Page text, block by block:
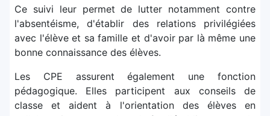
Ce suivi leur permet de lutter notamment contre
l'absentéisme, d'établir des relations privilégiées
avec l'élève et sa famille et d'avoir par là même une
bonne connaissance des élèves.
Les CPE assurent également une fonction
pédagogique. Elles participent aux conseils de
classe et aident à l'orientation des élèves en